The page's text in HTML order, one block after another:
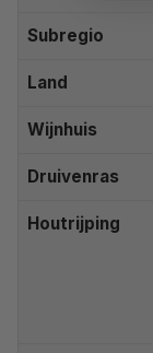
Subregio
Land
Wijnhuis
Druivenras
Houtrijping